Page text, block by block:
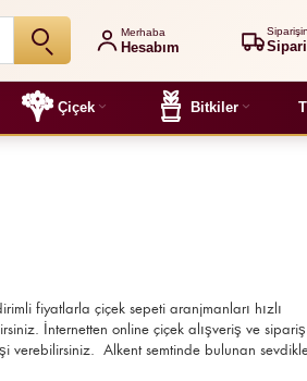
Merhaba
Hesabım
Çiçek Bitkiler
fiyatlarla çiçek sepeti aranjmanları hızlı
İnternetten online çiçek alışveriş ve sipariş
verebilirsiniz. Alkent semtinde bulunan